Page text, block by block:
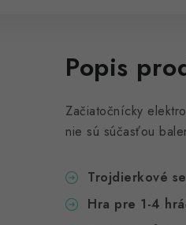
Popis
Začiatočnícky
nie sú súčasťou
Trojdierkové
Hra pre 1-4